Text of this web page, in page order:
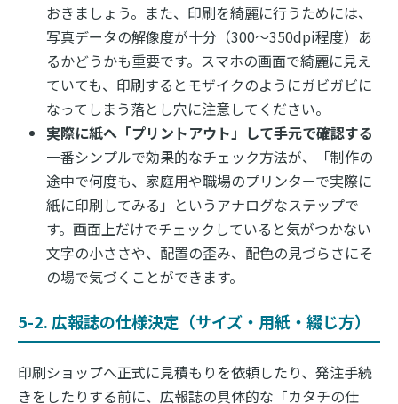
おきましょう。また、印刷を綺麗に行うためには、
写真データの解像度が十分（300〜350dpi程度）あ
るかどうかも重要です。スマホの画面で綺麗に見え
ていても、印刷するとモザイクのようにガビガビに
なってしまう落とし穴に注意してください。
実際に紙へ「プリントアウト」して手元で確認する
一番シンプルで効果的なチェック方法が、「制作の
途中で何度も、家庭用や職場のプリンターで実際に
紙に印刷してみる」というアナログなステップで
す。画面上だけでチェックしていると気がつかない
文字の小ささや、配置の歪み、配色の見づらさにそ
の場で気づくことができます。
5-2. 広報誌の仕様決定（サイズ・用紙・綴じ方）
印刷ショップへ正式に見積もりを依頼したり、発注手続
きをしたりする前に、広報誌の具体的な「カタチの仕